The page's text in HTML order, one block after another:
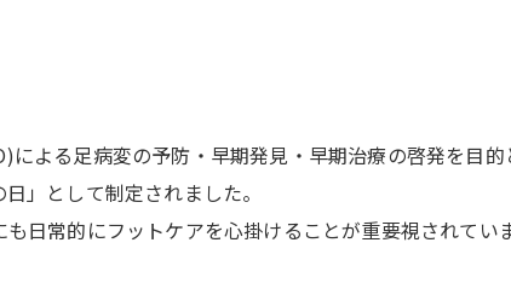
よる足病変の予防・早期発見・早期治療の啓発を目
」として制定されました。
日常的にフットケアを心掛けることが重要視されていま